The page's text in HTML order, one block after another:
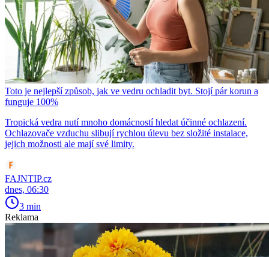
Toto je nejlepší způsob, jak ve vedru ochladit byt. Stojí pár korun a
funguje 100%
Tropická vedra nutí mnoho domácností hledat účinné ochlazení.
Ochlazovače vzduchu slibují rychlou úlevu bez složité instalace,
jejich možnosti ale mají své limity.
FAJNTIP.cz
dnes, 06:30
3 min
Reklama